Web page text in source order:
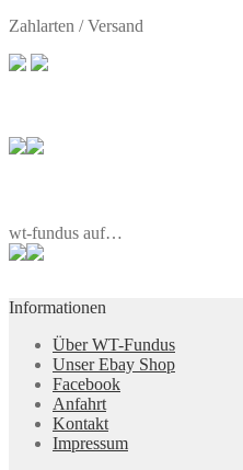
Zahlarten / Versand
wt-fundus auf…
Informationen
Über WT-Fundus
Unser Ebay Shop
Facebook
Anfahrt
Kontakt
Impressum